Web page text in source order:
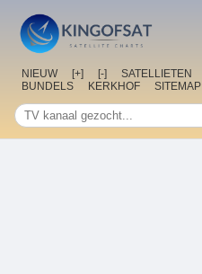
NIEUW [+] [-] SATELLIETEN
BUNDELS
KERKHOF SITEMAP